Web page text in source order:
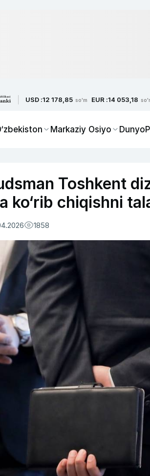
USD :12 178,85 so'm EUR :14 053,18
Markaziy Osiyo Dunyo
Toshkent
ko‘rib chiqishni
1858